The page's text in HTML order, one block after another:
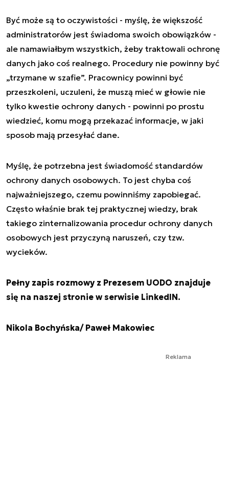
Być może są to oczywistości - myślę, że większość
administratorów jest świadoma swoich obowiązków -
ale namawiałbym wszystkich, żeby traktowali ochronę
danych jako coś realnego. Procedury nie powinny być
„trzymane w szafie”. Pracownicy powinni być
przeszkoleni, uczuleni, że muszą mieć w głowie nie
tylko kwestie ochrony danych - powinni po prostu
wiedzieć, komu mogą przekazać informacje, w jaki
sposob mają przesyłać dane.
Myślę, że potrzebna jest świadomość standardów
ochrony danych osobowych. To jest chyba coś
najważniejszego, czemu powinniśmy zapobiegać.
Często właśnie brak tej praktycznej wiedzy, brak
takiego zinternalizowania procedur ochrony danych
osobowych jest przyczyną naruszeń, czy tzw.
wycieków.
Pełny zapis rozmowy z Prezesem UODO znajduje
się na naszej stronie w serwisie LinkedIN.
Nikola Bochyńska/ Paweł Makowiec
Reklama